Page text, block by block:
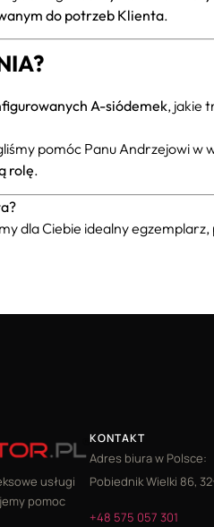
do potrzeb Klienta.
A-siódemek, jakie
pomóc Panu Andrzejowi w
rolę.
dla Ciebie idealny
usługi
pomoc
KONTAKT
Adres biura w Polsce:
Pobiednik Wielki 86,
+48 575 057 301